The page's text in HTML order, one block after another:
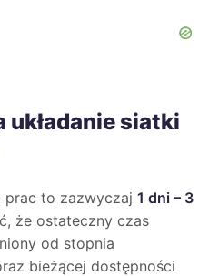
układanie siatki
prac to zazwyczaj 1 dni – 3
że ostateczny czas
od stopnia
bieżącej dostępności